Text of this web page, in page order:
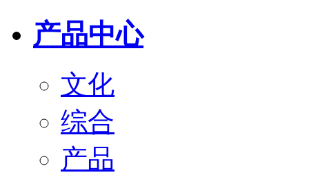
产品中心
文化
综合
产品